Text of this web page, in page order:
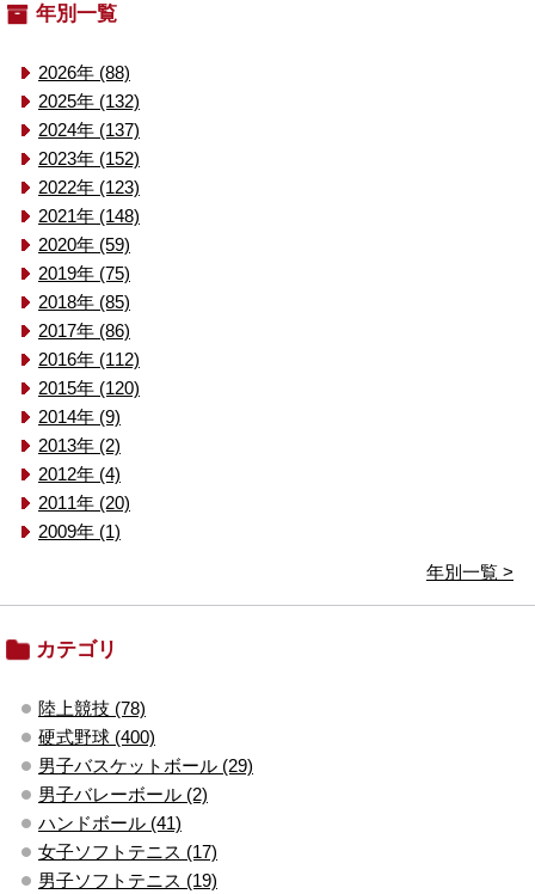
年別一覧
2026年 (88)
2025年 (132)
2024年 (137)
2023年 (152)
2022年 (123)
2021年 (148)
2020年 (59)
2019年 (75)
2018年 (85)
2017年 (86)
2016年 (112)
2015年 (120)
2014年 (9)
2013年 (2)
2012年 (4)
2011年 (20)
2009年 (1)
年別一覧 >
カテゴリ
陸上競技 (78)
硬式野球 (400)
男子バスケットボール (29)
男子バレーボール (2)
ハンドボール (41)
女子ソフトテニス (17)
男子ソフトテニス (19)